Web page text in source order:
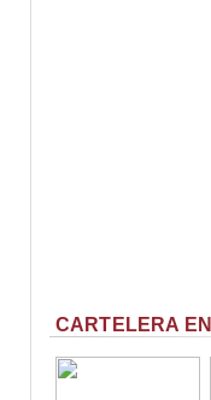
CARTELERA